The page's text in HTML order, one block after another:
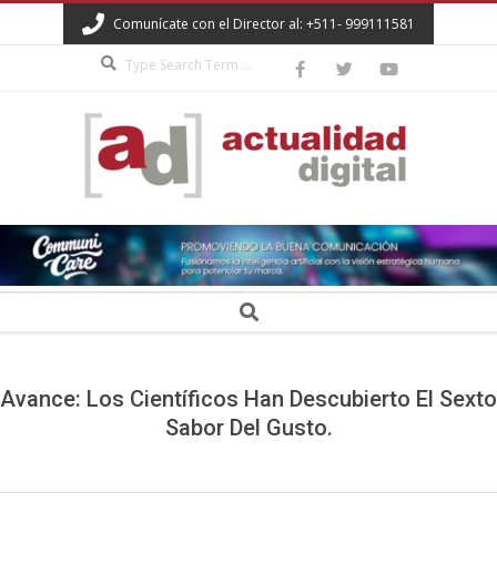
to
Comunícate con el Director al: +511- 999111581
ACTUALIDAD
DIGITAL Search
Avance: Los Científicos Han Descubierto El Sexto
Sabor Del Gusto.